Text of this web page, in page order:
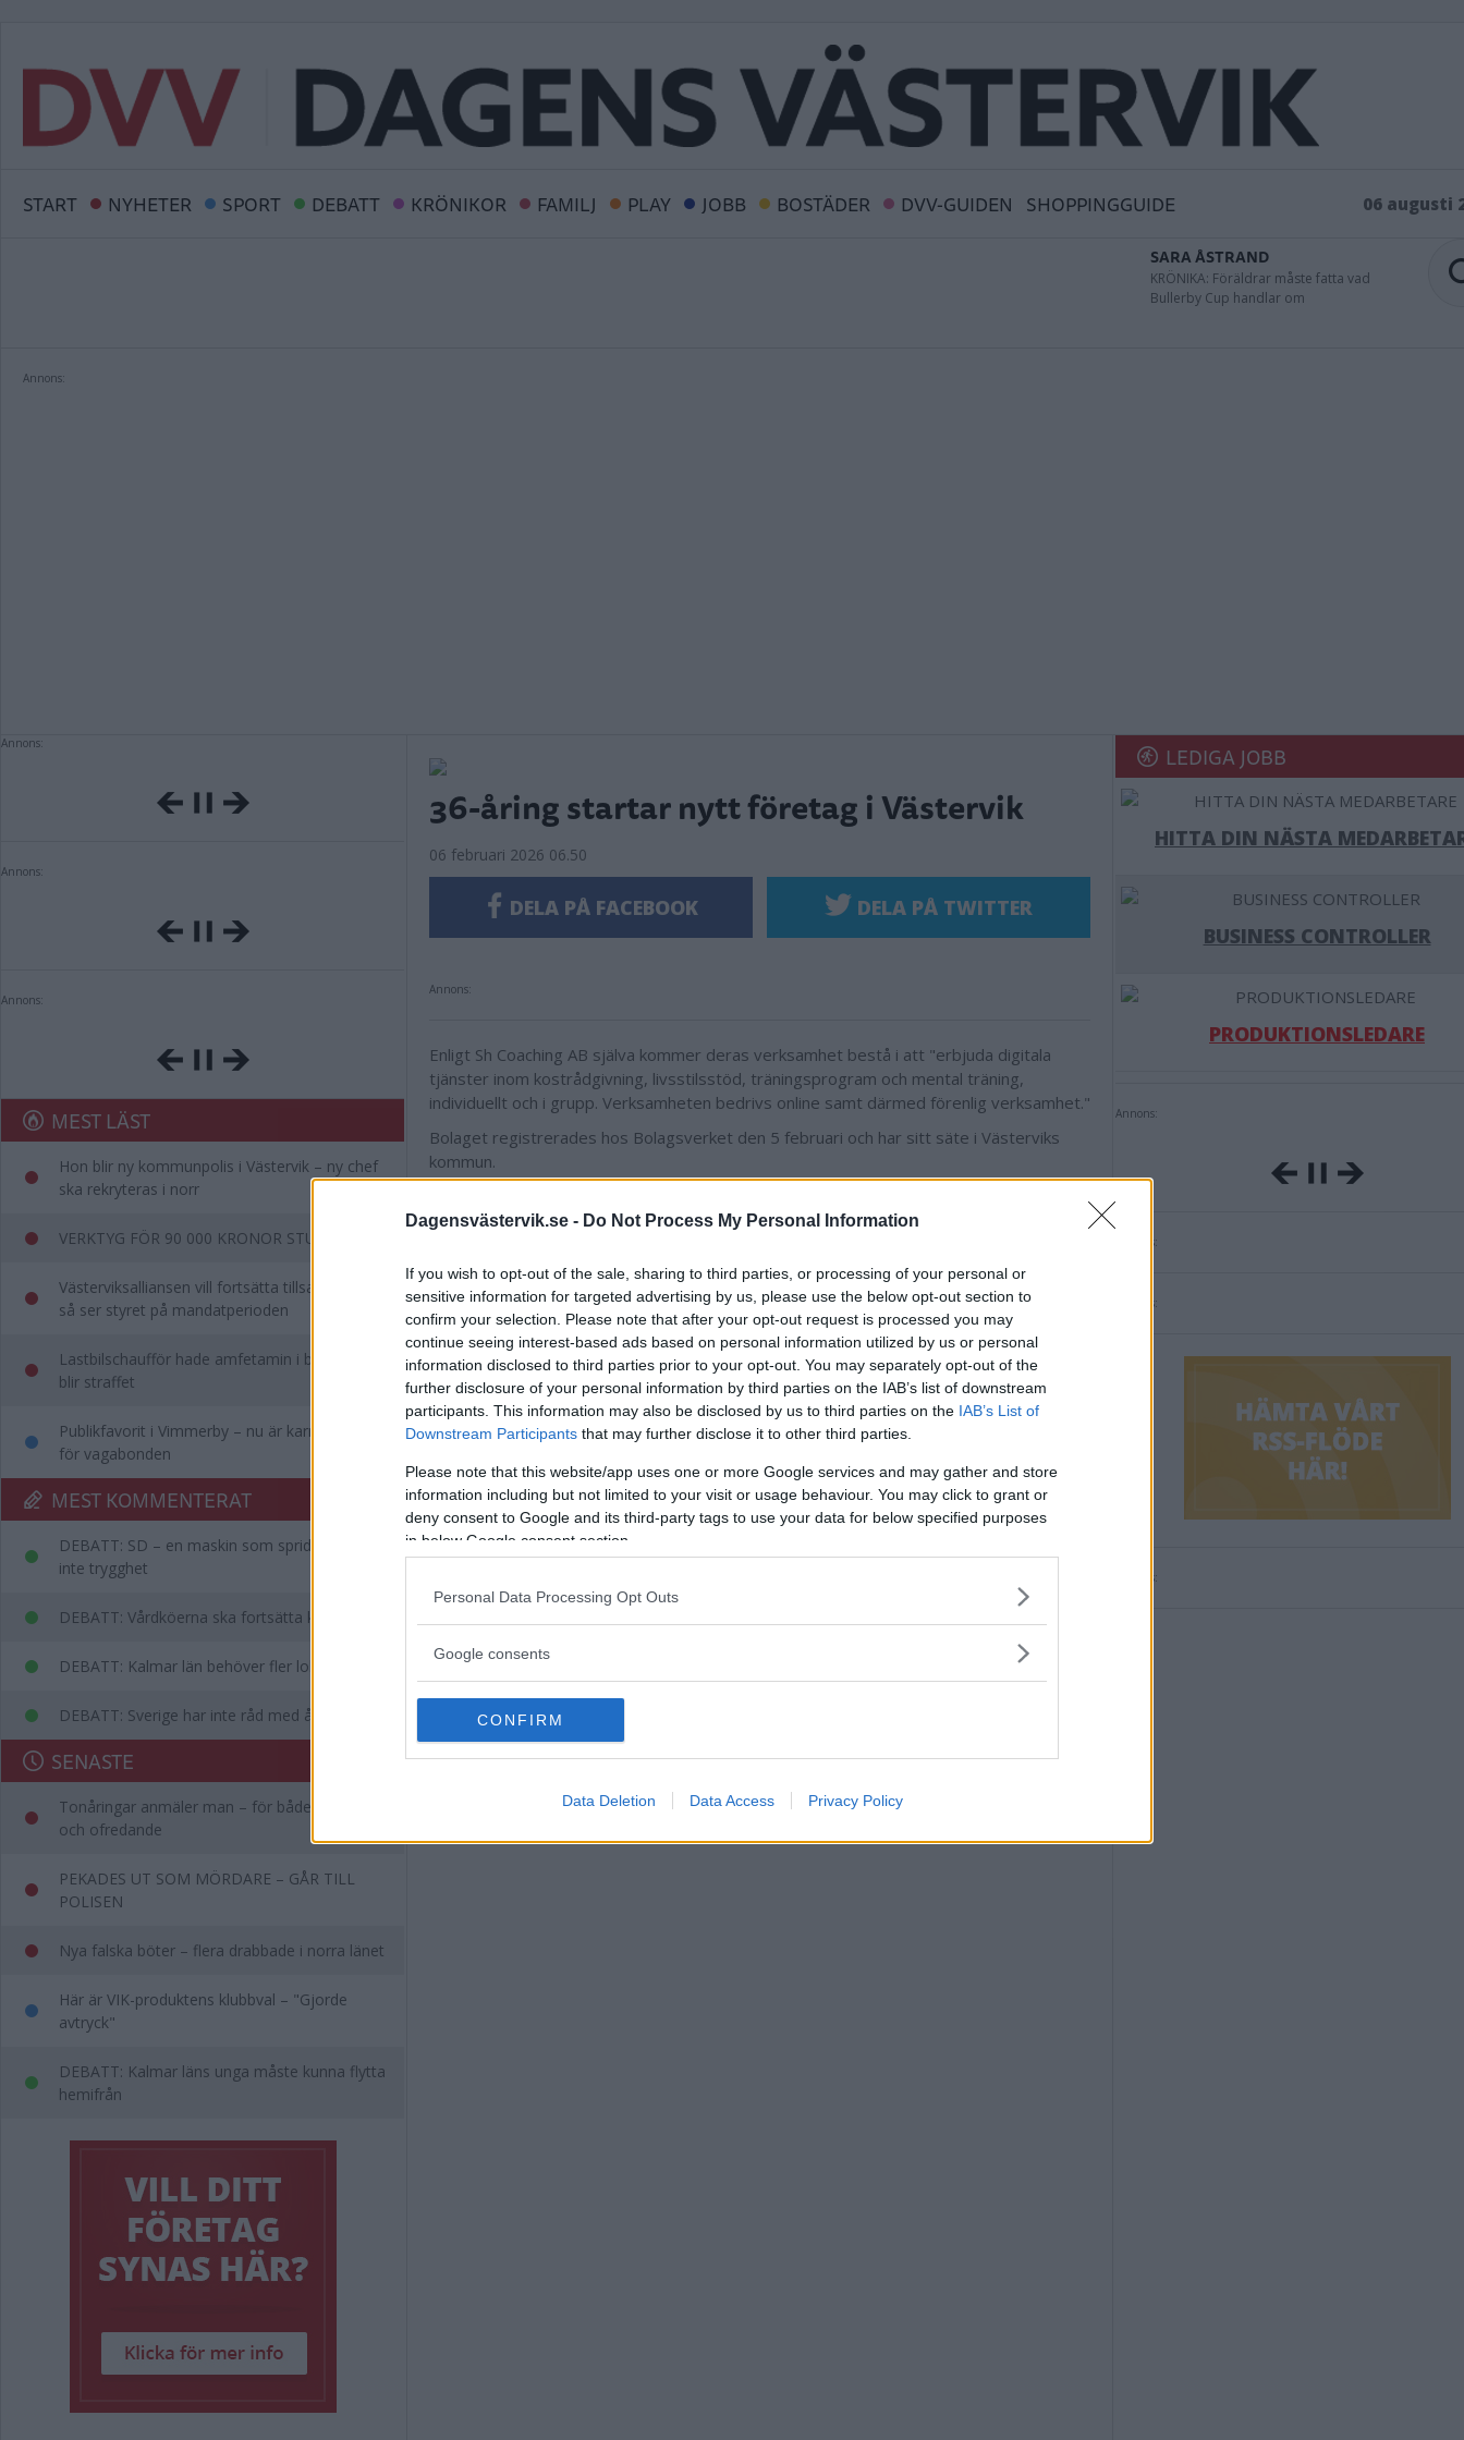
Dagensvästervik.se - Do Not Process My Personal Information
If you wish to opt-out of the sale, sharing to third parties, or processing of your personal or
sensitive information for targeted advertising by us, please use the below opt-out section to
confirm your selection. Please note that after your opt-out request is processed you may
continue seeing interest-based ads based on personal information utilized by us or personal
information disclosed to third parties prior to your opt-out. You may separately opt-out of the
further disclosure of your personal information by third parties on the IAB’s list of downstream
participants. This information may also be disclosed by us to third parties on the IAB’s List of
Downstream Participants that may further disclose it to other third parties.
Please note that this website/app uses one or more Google services and may gather and store
information including but not limited to your visit or usage behaviour. You may click to grant or
deny consent to Google and its third-party tags to use your data for below specified purposes
in below Google consent section.
Personal Data Processing Opt Outs
Google consents
CONFIRM
Data Deletion Data Access Privacy Policy
START NYHETER SPORT DEBATT KRÖNIKOR FAMILJ PLAY JOBB BOSTÄDER DVV-GUIDEN SHOPPINGGUIDE 06 augusti
SARA ÅSTRAND
KRÖNIKA: Föräldrar måste fatta vad
Bullerby Cup handlar om
Annons:
Annons:
Annons:
Annons:
MEST LÄST
Hon blir ny kommunpolis i Västervik – ny chef
ska rekryteras i norr
VERKTYG FÖR 90 000 KRONOR STULNA
Västerviksalliansen vill fortsätta tillsammans –
så ser styret på mandatperioden
Lastbilschaufför hade amfetamin i blodet – så
blir straffet
Publikfavorit i Vimmerby – nu är karriären över
för vagabonden
MEST KOMMENTERAT
DEBATT: SD – en maskin som sprider rädsla,
inte trygghet
DEBATT: Vårdköerna ska fortsätta kortas
DEBATT: Kalmar län behöver fler lobbyister
DEBATT: Sverige har inte råd med ålderism
SENASTE
Tonåringar anmäler man – för både olaga hot
och ofredande
PEKADES UT SOM MÖRDARE – GÅR TILL
POLISEN
Nya falska böter – flera drabbade i norra länet
Här är VIK-produktens klubbval – "Gjorde
avtryck"
DEBATT: Kalmar läns unga måste kunna flytta
hemifrån
36-åring startar nytt företag i Västervik
06 februari 2026 06.50
DELA PÅ FACEBOOK DELA PÅ TWITTER
Annons:
Enligt Sh Coaching AB själva kommer deras verksamhet bestå i att "erbjuda digitala
tjänster inom kostrådgivning, livsstilsstöd, träningsprogram och mental träning,
individuellt och i grupp. Verksamheten bedrivs online samt därmed förenlig verksamhet."
Bolaget registrerades hos Bolagsverket den 5 februari och har sitt säte i Västerviks
kommun.
Styrelseledamot är Josef Alin, 36 år.
Annons:
LEDIGA JOBB
HITTA DIN NÄSTA
BUSINESS CONTROLLER
PRODUKTIONSLEDARE
Annons:
Annons:
Annons:
Annons: